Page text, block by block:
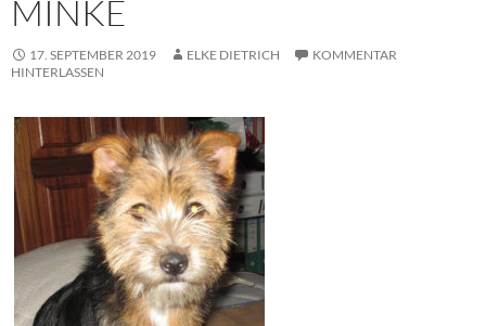
MINKE
17. SEPTEMBER 2019 ELKE DIETRICH
KOMMENTAR
HINTERLASSEN